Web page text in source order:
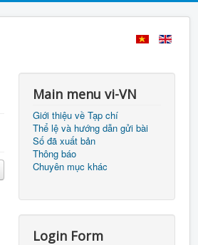
Main menu vi-VN
Giới thiệu về Tạp chí
Thể lệ và hướng dẫn gửi bài
Số đã xuất bản
Thông báo
Chuyên mục khác
Login Form